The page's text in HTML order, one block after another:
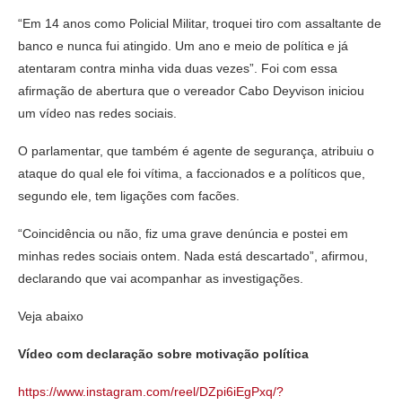
“Em 14 anos como Policial Militar, troquei tiro com assaltante de
banco e nunca fui atingido. Um ano e meio de política e já
atentaram contra minha vida duas vezes”. Foi com essa
afirmação de abertura que o vereador Cabo Deyvison iniciou
um vídeo nas redes sociais.
O parlamentar, que também é agente de segurança, atribuiu o
ataque do qual ele foi vítima, a faccionados e a políticos que,
segundo ele, tem ligações com facões.
“Coincidência ou não, fiz uma grave denúncia e postei em
minhas redes sociais ontem. Nada está descartado”, afirmou,
declarando que vai acompanhar as investigações.
Veja abaixo
Vídeo com declaração sobre motivação política
https://www.instagram.com/reel/DZpi6iEgPxq/?